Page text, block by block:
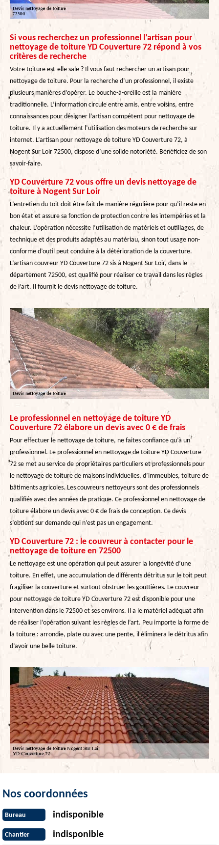
Si vous recherchez un professionnel l’artisan pour
nettoyage de toiture YD Couverture 72 répond à vos
critères de recherche
Votre toiture est-elle sale ? Il vous faut rechercher un artisan pour
nettoyage de toiture. Pour la recherche d’un professionnel, il existe
plusieurs manières d’opérer. Le bouche-à-oreille est la manière
traditionnelle. L’information circule entre amis, entre voisins, entre
connaissances pour désigner l’artisan compétent pour nettoyage de
toiture. Il y a actuellement l’utilisation des moteurs de recherche sur
internet. L’artisan pour nettoyage de toiture YD Couverture 72, à
Nogent Sur Loir 72500, dispose d’une solide notoriété. Bénéficiez de son
savoir-faire.
YD Couverture 72 vous offre un devis nettoyage de
toiture à Nogent Sur Loir
L’entretien du toit doit être fait de manière régulière pour qu’il reste en
bon état et assure sa fonction de protection contre les intempéries et la
chaleur. L’opération nécessite l’utilisation de matériels et outillages, de
technique et des produits adaptés au matériau, sinon tout usage non-
conforme d’outil peut conduire à la détérioration de la couverture.
L’artisan couvreur YD Couverture 72 sis à Nogent Sur Loir, dans le
département 72500, est qualifié pour réaliser ce travail dans les règles
de l’art. Il fournit le devis nettoyage de toiture.
Le professionnel en nettoyage de toiture YD
Couverture 72 élabore un devis avec 0 € de frais
Pour effectuer le nettoyage de toiture, ne faites confiance qu’à un
professionnel. Le professionnel en nettoyage de toiture YD Couverture
72 se met au service de propriétaires particuliers et professionnels pour
le nettoyage de toiture de maisons individuelles, d’immeubles, toiture de
bâtiments agricoles. Les couvreurs nettoyeurs sont des professionnels
qualifiés avec des années de pratique. Ce professionnel en nettoyage de
toiture élabore un devis avec 0 € de frais de conception. Ce devis
s’obtient sur demande qui n’est pas un engagement.
YD Couverture 72 : le couvreur à contacter pour le
nettoyage de toiture en 72500
Le nettoyage est une opération qui peut assurer la longévité d’une
toiture. En effet, une accumulation de différents détritus sur le toit peut
fragiliser la couverture et surtout obstruer les gouttières. Le couvreur
pour nettoyage de toiture YD Couverture 72 est disponible pour une
intervention dans le 72500 et ses environs. Il a le matériel adéquat afin
de réaliser l’opération suivant les règles de l’art. Peu importe la forme de
la toiture : arrondie, plate ou avec une pente, il éliminera le détritus afin
d’avoir une belle toiture.
Nos coordonnées
Bureau indisponible
Chantier indisponible